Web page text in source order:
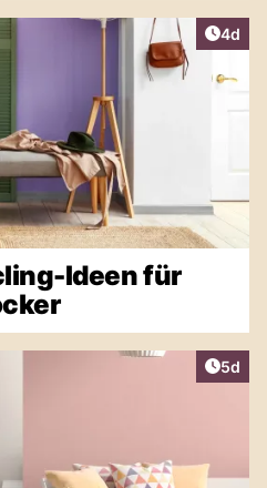
4d
Ideen für
5d